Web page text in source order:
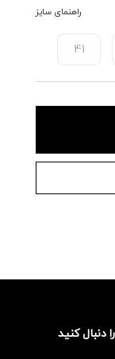
راهنمای سایز
41
دنبال کنید